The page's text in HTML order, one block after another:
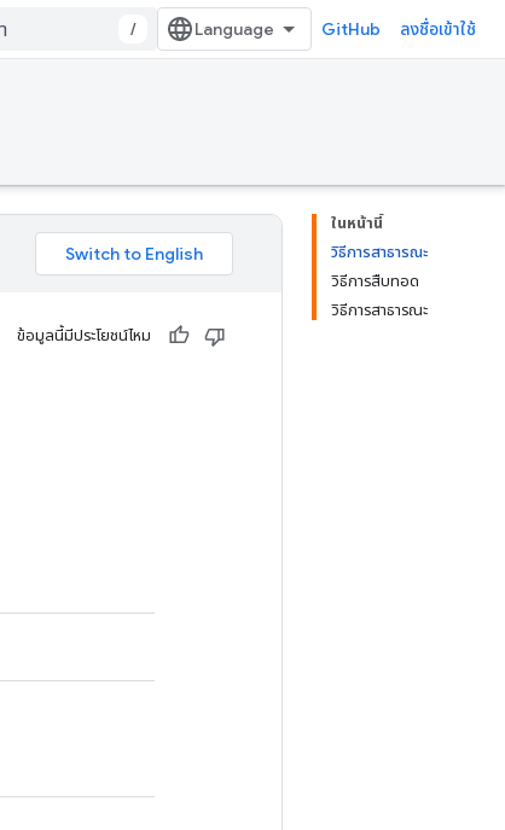
/ GitHub ลงชื่อเข้าใช้
ในหน้านี้
วิธีการสาธารณะ
วิธีการสืบทอด
วิธีการสาธารณะ
ข้อมูลนี้มีประโยชน์ไหม